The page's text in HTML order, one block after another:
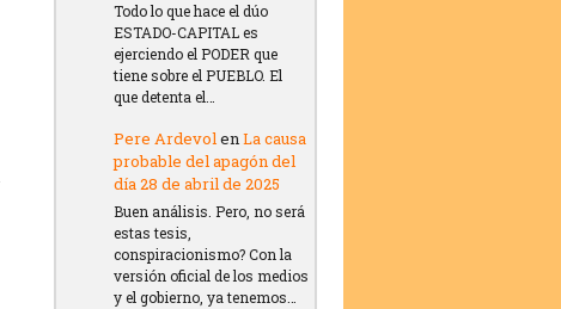
Todo lo que hace el dúo
ESTADO-CAPITAL es
ejerciendo el PODER que
tiene sobre el PUEBLO. El
que detenta el…
Pere ArdevolenLa causa
probable del apagón del
día 28 de abril de 2025
Buen análisis. Pero, no será
estas tesis,
conspiracionismo? Con la
versión oficial de los medios
y el gobierno, ya tenemos…